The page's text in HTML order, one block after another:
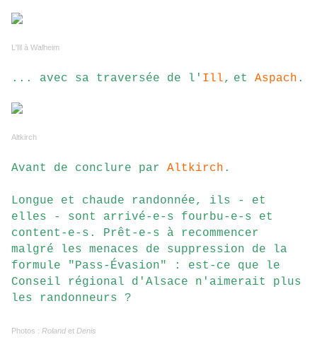
L'Ill à Walheim
... avec sa traversée de l' Ill, et Aspach .
Altkirch
Avant de conclure par Altkirch .
Longue et chaude randonnée, ils - et
elles - sont arrivé-e-s fourbu-e-s et
content-e-s. Prêt-e-s à recommencer
malgré les menaces de suppression de la
formule "Pass-Évasion" : est-ce que le
Conseil régional d'Alsace n'aimerait plus
les randonneurs ?
Photos : Roland et Denis